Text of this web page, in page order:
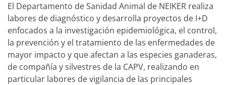
El Departamento de Sanidad Animal de NEIKER realiza
labores de diagnóstico y desarrolla proyectos de I+D
enfocados a la investigación epidemiológica, el control,
la prevención y el tratamiento de las enfermedades de
mayor impacto y que afectan a las especies ganaderas,
de compañía y silvestres de la CAPV, realizando en
particular labores de vigilancia de las principales